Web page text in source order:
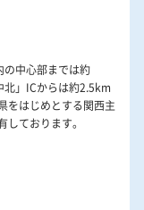
中心部までは約
」ICからは約2.5km
をはじめとする関西主
ております。